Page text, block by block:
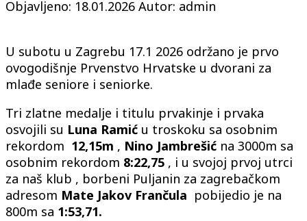
Objavljeno: 18.01.2026 Autor: admin
U subotu u Zagrebu 17.1 2026 održano je prvo
ovogodišnje Prvenstvo Hrvatske u dvorani za
mlađe seniore i seniorke.
Tri zlatne medalje i titulu prvakinje i prvaka
osvojili su Luna Ramić u troskoku sa osobnim
rekordom 12,15m , Nino Jambrešić na 3000m sa
osobnim rekordom 8:22,75 , i u svojoj prvoj utrci
za naš klub , borbeni Puljanin za zagrebačkom
adresom Mate Jakov Frančula pobijedio je na
800m sa 1:53,71.